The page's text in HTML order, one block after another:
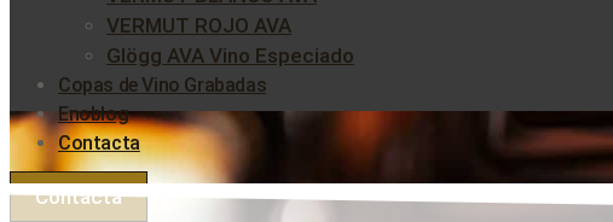
VERMUT ROJO AVA
Glögg AVA Vino Especiado
Copas de Vino Grabadas
Enoblog
Contacta
Contacta